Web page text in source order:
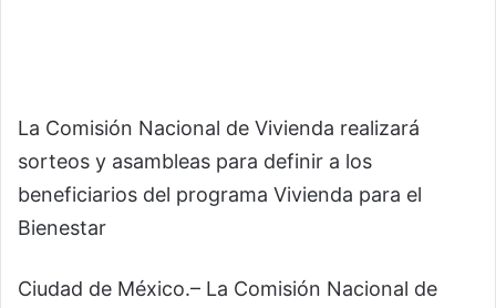
La Comisión Nacional de Vivienda realizará
sorteos y asambleas para definir a los
beneficiarios del programa Vivienda para el
Bienestar
Ciudad de México.– La Comisión Nacional de